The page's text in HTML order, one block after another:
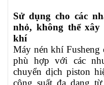
Sử dụng cho các
nhỏ, không thể xây
khí
Máy nén khí Fusheng
phù hợp với các
chuyển dịch piston
công suất đa dạng